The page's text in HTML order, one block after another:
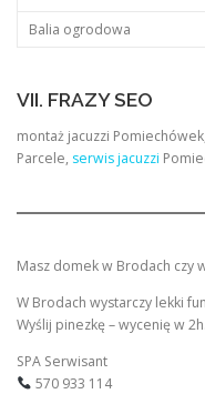
Balia ogrodowa
VII. FRAZY SEO
montaż jacuzzi
Parcele, serwis jacuzzi
Masz domek w Brodach czy
W Brodach wystarczy lekki
Wyślij pinezkę – wycenię w 2h.
SPA Serwisant
570 933 114